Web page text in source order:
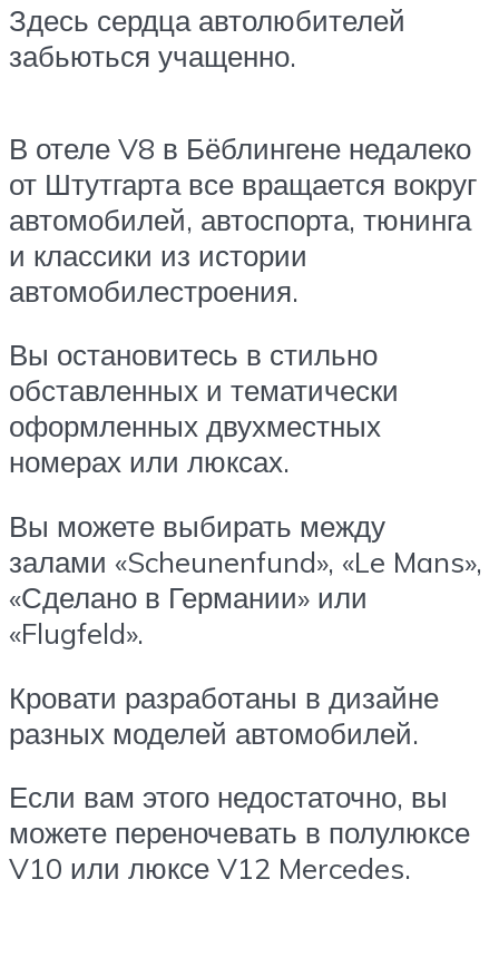
Здесь сердца автолюбителей
забьються учащенно.
В отеле V8 в Бёблингене недалеко
от Штутгарта все вращается вокруг
автомобилей, автоспорта, тюнинга
и классики из истории
автомобилестроения.
Вы остановитесь в стильно
обставленных и тематически
оформленных двухместных
номерах или люксах.
Вы можете выбирать между
залами «Scheunenfund», «Le Mans»,
«Сделано в Германии» или
«Flugfeld».
Кровати разработаны в дизайне
разных моделей автомобилей.
Если вам этого недостаточно, вы
можете переночевать в полулюксе
V10 или люксе V12 Mercedes.